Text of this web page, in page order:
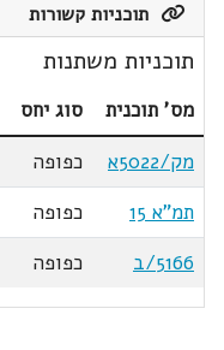
תוכניות קשורות
תוכניות משתנות
מס' תוכנית סוג יחס
מק/5022א
כפופה
תמ"א 15
כפופה
5166/ב
כפופה